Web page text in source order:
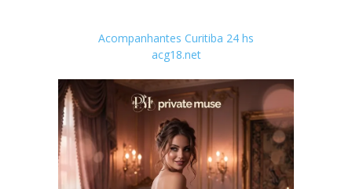
Acompanhantes Curitiba 24 hs
acg18.net